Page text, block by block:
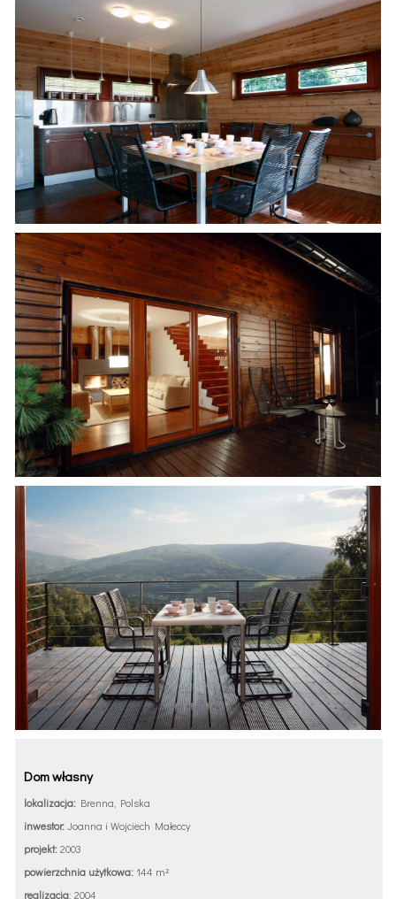
Dom własny
lokalizacja: Brenna, Polska
inwestor:Joanna i Wojciech Małeccy
projekt:2003
powierzchnia użytkowa: 144 m²
realizacja: 2004